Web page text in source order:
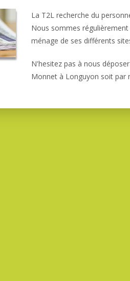
La T2L recherche du
Nous sommes
ménage de ses différents
N'hesitez pas à nous
Monnet à Longuyon soit par